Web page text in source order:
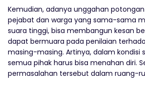
Kemudian, adanya unggahan
pejabat dan warga yang sama-sama
suara tinggi, bisa membangun kesan
dapat bermuara pada penilaian
masing-masing. Artinya, dalam kondisi
semua pihak harus bisa menahan diri.
permasalahan tersebut dalam ruang-